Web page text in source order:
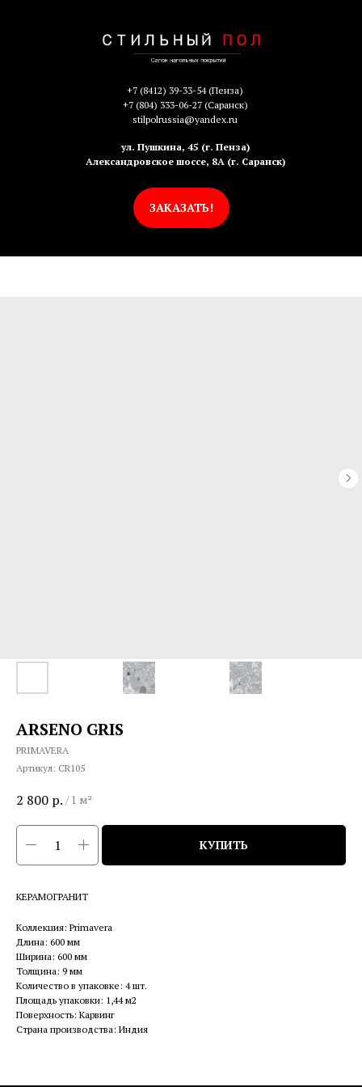
+7 (8412) 39-33-54(Пенза)
+7 (804) 333-06-27(Саранск)
stilpolrussia@yandex.ru
ул. Пушкина, 45 (г. Пенза)
Александровское шоссе, 8А (г. Саранск)
ЗАКАЗАТЬ!
ARSENO GRIS
PRIMAVERA
Артикул: CR105
2 800 р. / 1 м²
КУПИТЬ
КЕРАМОГРАНИТ
Коллекция: Primavera
Длина: 600 мм
Ширина: 600 мм
Толщина: 9 мм
Количество в упаковке: 4 шт.
Площадь упаковки: 1,44 м2
Поверхность: Карвинг
Страна производства: Индия